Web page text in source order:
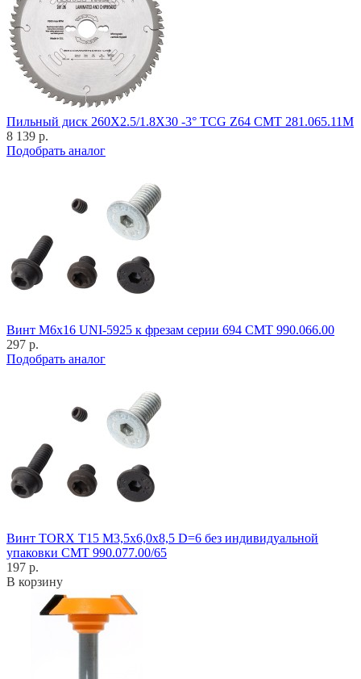
Пильный диск 260X2.5/1.8X30 -3° TCG Z64 CMT 281.065.11M
8 139 р.
Подобрать аналог
Винт M6x16 UNI-5925 к фрезам серии 694 CMT 990.066.00
297 р.
Подобрать аналог
Винт TORX T15 M3,5x6,0x8,5 D=6 без индивидуальной
упаковки CMT 990.077.00/65
197 р.
В корзину